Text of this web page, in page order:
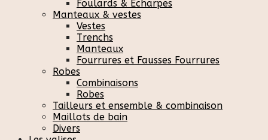
Foulards & Écharpes
Manteaux & vestes
Vestes
Trenchs
Manteaux
Fourrures et Fausses Fourrures
Robes
Combinaisons
Robes
Tailleurs et ensemble & combinaison
Maillots de bain
Divers